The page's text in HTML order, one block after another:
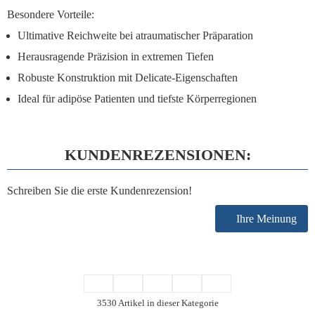
Besondere Vorteile:
Ultimative Reichweite bei atraumatischer Präparation
Herausragende Präzision in extremen Tiefen
Robuste Konstruktion mit Delicate-Eigenschaften
Ideal für adipöse Patienten und tiefste Körperregionen
KUNDENREZENSIONEN:
Schreiben Sie die erste Kundenrezension!
Ihre Meinung
3530 Artikel in dieser Kategorie